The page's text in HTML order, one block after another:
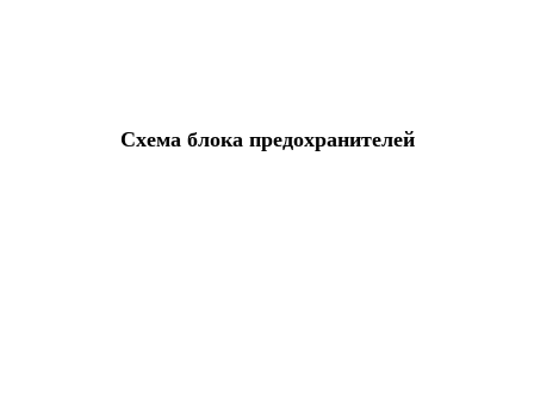
Схема блока предохранителей